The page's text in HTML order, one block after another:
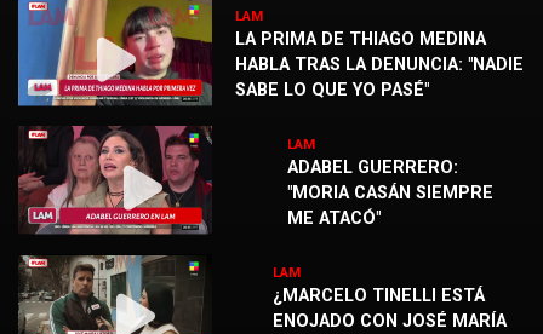
LAM
LA PRIMA DE THIAGO MEDINA
HABLA TRAS LA DENUNCIA: "NADIE
SABE LO QUE YO PASÉ"
LAM
ADABEL GUERRERO:
"MORIA CASÁN SIEMPRE
ME ATACÓ"
LAM
¿MARCELO TINELLI ESTÁ
ENOJADO CON JOSÉ MARÍA